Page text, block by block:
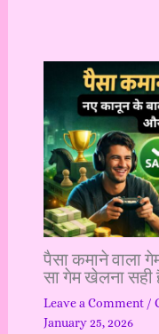
पैसा कमाने वाला
सा गेम खेलना सही
Leave a Comment /
January 25, 2026